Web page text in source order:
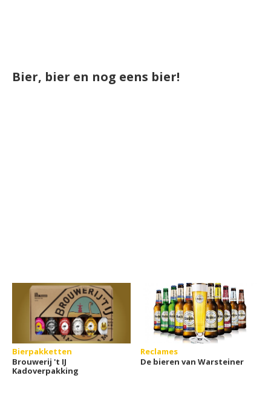
Bier, bier en nog eens bier!
Bierpakketten
Brouwerij 't IJ
Kadoverpakking
Reclames
De bieren van Warsteiner